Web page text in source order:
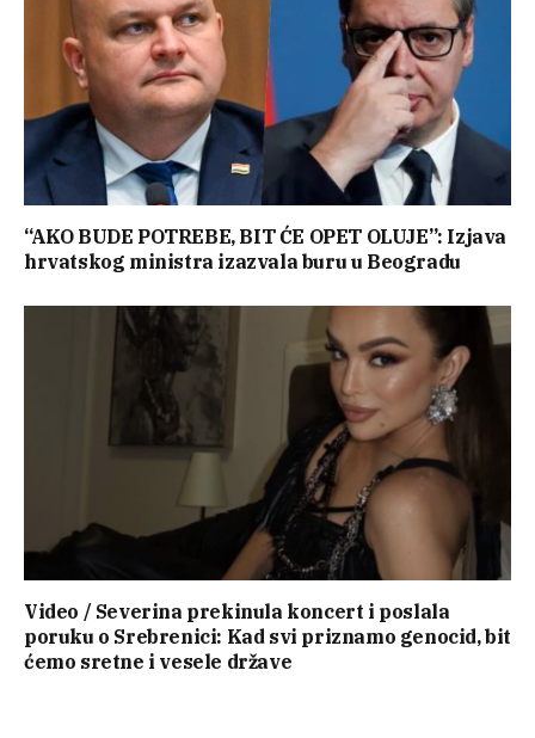
“AKO BUDE POTREBE, BIT ĆE OPET OLUJE”: Izjava
hrvatskog ministra izazvala buru u Beogradu
Video / Severina prekinula koncert i poslala
poruku o Srebrenici: Kad svi priznamo genocid, bit
ćemo sretne i vesele države